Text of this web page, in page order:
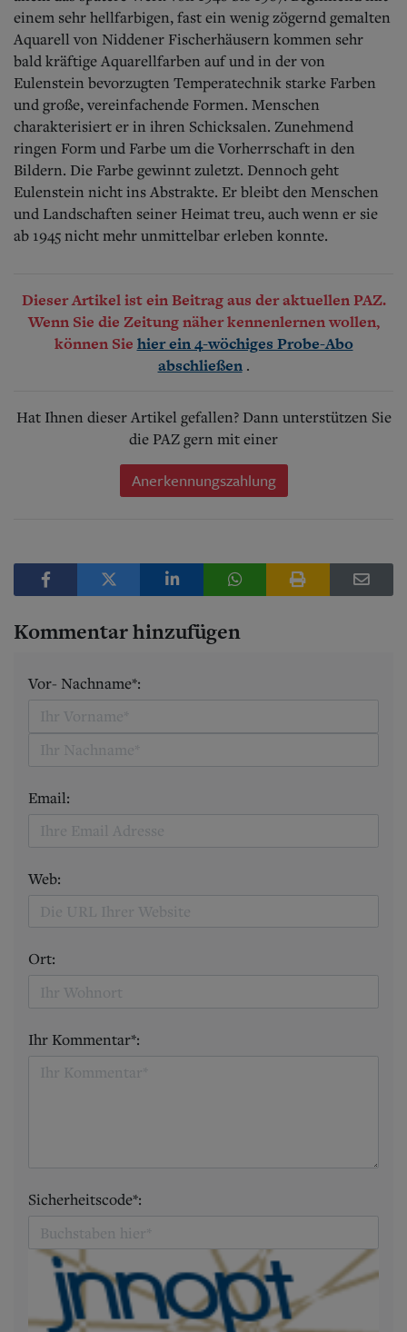
einem sehr hellfarbigen, fast ein wenig zögernd gemalten
Aquarell von Niddener Fischerhäusern kommen sehr
bald kräftige Aquarellfarben auf und in der von
Eulenstein bevorzugten Temperatechnik starke Farben
und große, vereinfachende Formen. Menschen
charakterisiert er in ihren Schicksalen. Zunehmend
ringen Form und Farbe um die Vorherrschaft in den
Bildern. Die Farbe gewinnt zuletzt. Dennoch geht
Eulenstein nicht ins Abstrakte. Er bleibt den Menschen
und Landschaften seiner Heimat treu, auch wenn er sie
ab 1945 nicht mehr unmittelbar erleben konnte.
Dieser Artikel ist ein Beitrag aus der aktuellen PAZ.
Wenn Sie die Zeitung näher kennenlernen wollen,
können Sie hier ein 4-wöchiges Probe-Abo
abschließen .
Hat Ihnen dieser Artikel gefallen? Dann unterstützen Sie
die PAZ gern mit einer
Anerkennungszahlung
Kommentar hinzufügen
Vor- Nachname*:
Email:
Web:
Ort:
Ihr Kommentar*:
Sicherheitscode*: